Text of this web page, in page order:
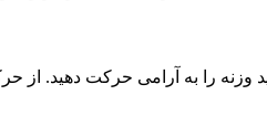
را به آرامی حرکت دهید. از